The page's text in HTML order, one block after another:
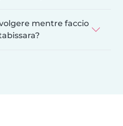
mentre faccio